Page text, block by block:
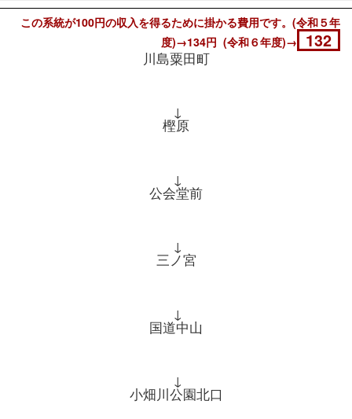
この系統が100円の収入を得るために掛かる費用です。(令和５年
度)→134円 (令和６年度)→
132
川島粟田町
↓
樫原
↓
公会堂前
↓
三ノ宮
↓
国道中山
↓
小畑川公園北口